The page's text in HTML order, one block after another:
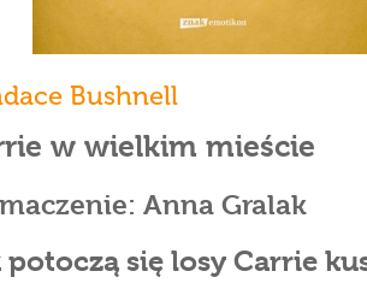
Bushnell
w wielkim mieście
Anna Gralak
potoczą się losy Carrie